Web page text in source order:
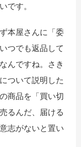
です。
本屋さんに「委
つでも返品して
んですね。さき
ついて説明した
商品を「買い切
るんだ、届ける
志がないと置い